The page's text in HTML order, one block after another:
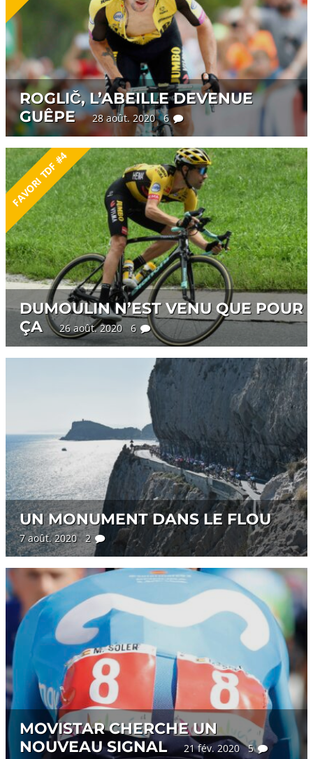
ROGLIČ, L’ABEILLE DEVENUE
GUÊPE
28 août. 2020 6
FAVORI TDF #4
DUMOULIN N’EST VENU QUE POUR
ÇA
26 août. 2020 6
UN MONUMENT DANS LE FLOU
7 août. 2020 2
MOVISTAR CHERCHE UN
NOUVEAU SIGNAL
21 fév. 2020 5